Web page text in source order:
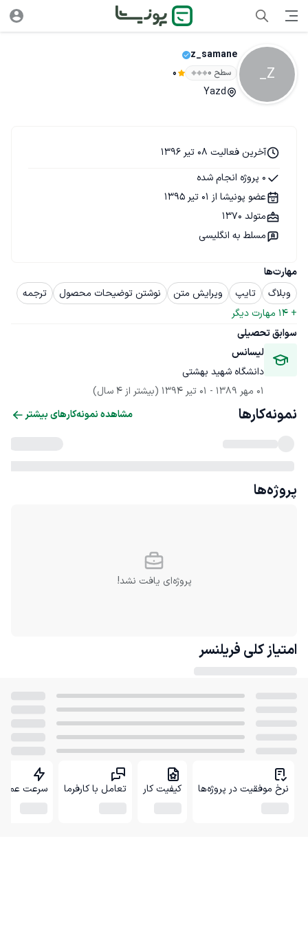
Z_
z_samane
سطح ۰ 0
Yazd
مهارت‌ها
وبلاگ
تایپ ویرایش متن نوشتن توضیحات محصول
ترجمه
+
14 مهارت دیگر
سوابق تحصیلی
لیسانس
دانشگاه شهید بهشتی
01 مهر 1389
- 01 تیر 1394 (بیشتر از 4 سال)
آخرین فعالیت 08 تیر 1396
0 پروژه انجام شده
عضو پونیشا از 01 تیر 1395
متولد 1370
مسلط به انگلیسی
نمونه‌کارها مشاهده نمونه‌کارهای بیشتر
پروژه‌ها
پروژه‌ای یافت نشد!
امتیاز کلی فریلنسر
نرخ موفقیت در پروژه‌ها کیفیت کار تعامل با کارفرما سرعت عمل